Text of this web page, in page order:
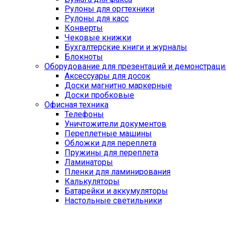
Рулоны для оргтехники
Рулоны для касс
Конверты
Чековые книжки
Бухгалтерские книги и журналы
Блокноты
Оборудование для презентаций и
Аксессуары для досок
Доски магнитно маркерные
Доски пробковые
Офисная техника
Телефоны
Уничтожители документов
Переплетные машины
Обложки для переплета
Пружины для переплета
Ламинаторы
Пленки для ламинирования
Калькуляторы
Батарейки и аккумуляторы
Настольные светильники